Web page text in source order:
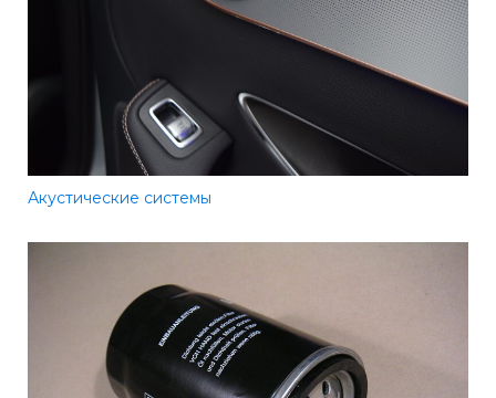
Акустические системы